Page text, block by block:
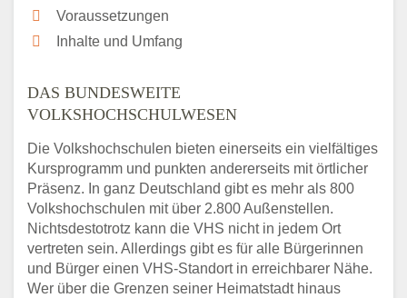
Voraussetzungen
Inhalte und Umfang
DAS BUNDESWEITE
VOLKSHOCHSCHULWESEN
Die Volkshochschulen bieten einerseits ein vielfältiges
Kursprogramm und punkten andererseits mit örtlicher
Präsenz. In ganz Deutschland gibt es mehr als 800
Volkshochschulen mit über 2.800 Außenstellen.
Nichtsdestotrotz kann die VHS nicht in jedem Ort
vertreten sein. Allerdings gibt es für alle Bürgerinnen
und Bürger einen VHS-Standort in erreichbarer Nähe.
Wer über die Grenzen seiner Heimatstadt hinaus